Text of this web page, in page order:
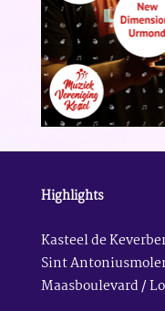
Highlights
Kasteel de
Sint
Maasboulevard /